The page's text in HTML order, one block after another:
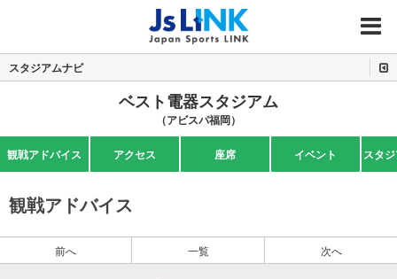
MENU
スタジアムナビ
ベスト電器スタジアム
（アビスパ福岡）
観戦アドバイス アクセス 座席 イベント スタ
観戦アドバイス
前へ 一覧 次へ